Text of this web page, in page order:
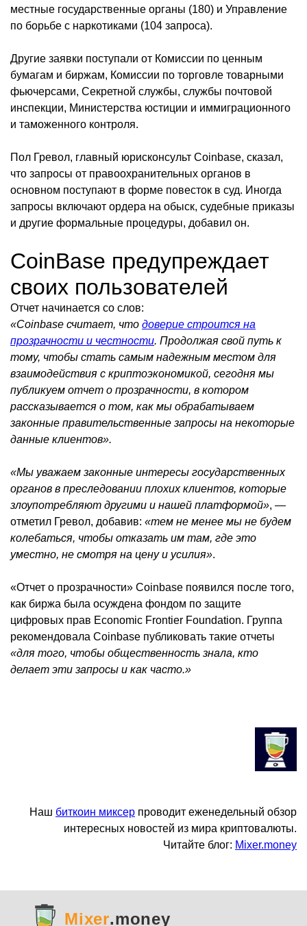
местные государственные органы (180) и Управление
по борьбе с наркотиками (104 запроса).
Другие заявки поступали от Комиссии по ценным
бумагам и биржам, Комиссии по торговле товарными
фьючерсами, Секретной службы, службы почтовой
инспекции, Министерства юстиции и иммиграционного
и таможенного контроля.
Пол Гревол, главный юрисконсульт Coinbase, сказал,
что запросы от правоохранительных органов в
основном поступают в форме повесток в суд. Иногда
запросы включают ордера на обыск, судебные приказы
и другие формальные процедуры, добавил он.
CoinBase предупреждает
своих пользователей
Отчет начинается со слов:
«Coinbase считает, что доверие строится на
прозрачности и честности. Продолжая свой путь к
тому, чтобы стать самым надежным местом для
взаимодействия с криптоэкономикой, сегодня мы
публикуем отчет о прозрачности, в котором
рассказывается о том, как мы обрабатываем
законные правительственные запросы на некоторые
данные клиентов».
«Мы уважаем законные интересы государственных
органов в преследовании плохих клиентов, которые
злоупотребляют другими и нашей платформой», —
отметил Гревол, добавив: «тем не менее мы не будем
колебаться, чтобы отказать им там, где это
уместно, не смотря на цену и усилия».
«Отчет о прозрачности» Coinbase появился после того,
как биржа была осуждена фондом по защите
цифровых прав Economic Frontier Foundation. Группа
рекомендовала Coinbase публиковать такие отчеты
«для того, чтобы общественность знала, кто
делает эти запросы и как часто.»
Наш биткоин миксер проводит еженедельный обзор
интересных новостей из мира криптовалюты.
Читайте блог: Mixer.money
Mixer.money